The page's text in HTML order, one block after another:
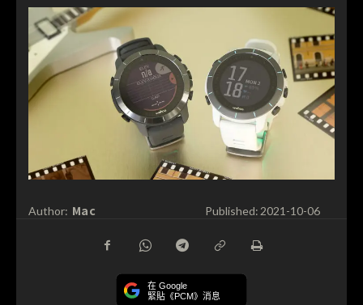
Author: Mac Published: 2021-10-06
在 Google
緊貼《PCM》消息